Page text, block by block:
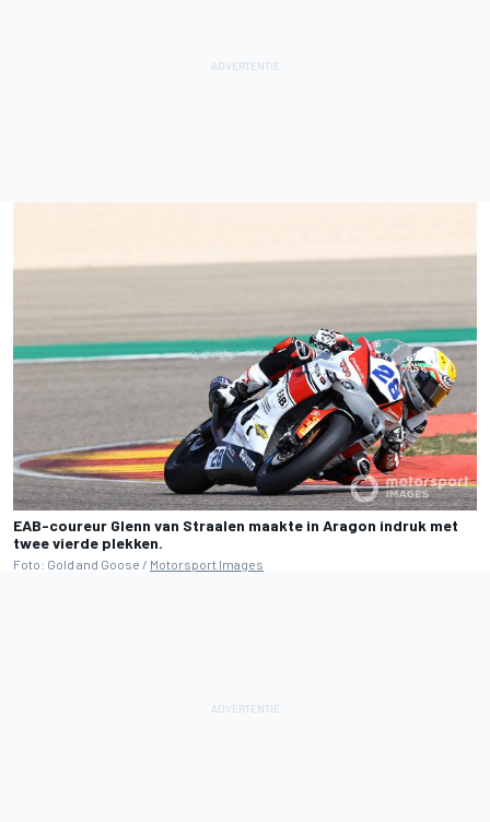
EAB-coureur Glenn van Straalen maakte in Aragon indruk met
twee vierde plekken.
Foto: Gold and Goose / Motorsport Images